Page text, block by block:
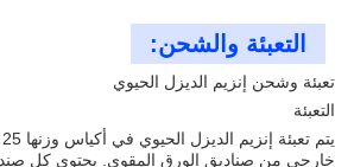
التعبئة والشحن:
تعبئة وشحن إنزيم الديزل الحيوي
التعبئة